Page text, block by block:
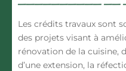
Les crédits travaux sont
des projets visant à
rénovation de la cuisine,
d’une extension, la